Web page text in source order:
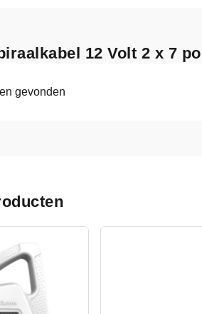
12 Volt 2 x 7
gevonden